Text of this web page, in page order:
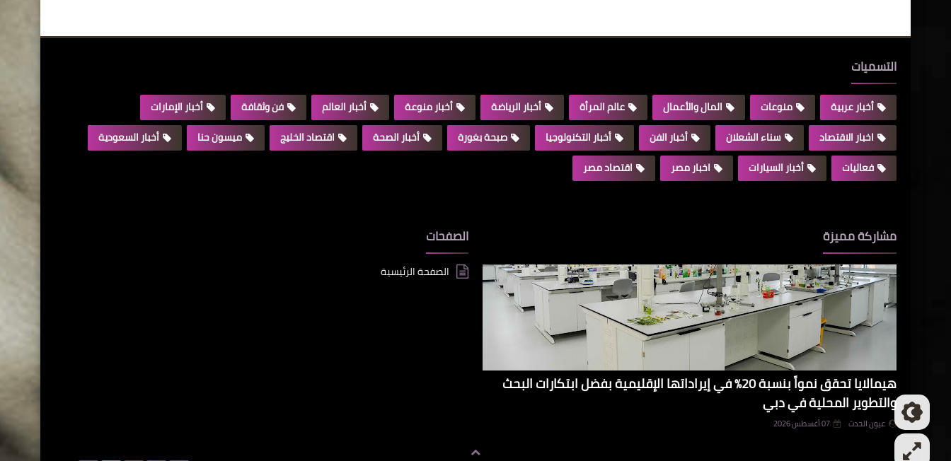
التسميات
أخبار عربية منوعات المال والأعمال عالم المرأة أخبار الرياضة أخبار منوعة أخبار العالم فن وثقافة
أخبار الإمارات
اخبار الاقتصاد
سناء الشعلان أخبار الفن أخبار التكنولوجيا صبحة بغورة أخبار الصحة اقتصاد الخليج ميسون حنا
أخبار السعودية
فعاليات
أخبار السيارات اخبار مصر اقتصاد مصر
مشاركة مميزة
هيمالايا تحقق نمواً بنسبة 20% في إيراداتها الإقليمية بفضل ابتكارات البحث
والتطوير المحلية في دبي
عيون الحدث 07 أغسطس 2026
الصفحات
الصفحة الرئيسية